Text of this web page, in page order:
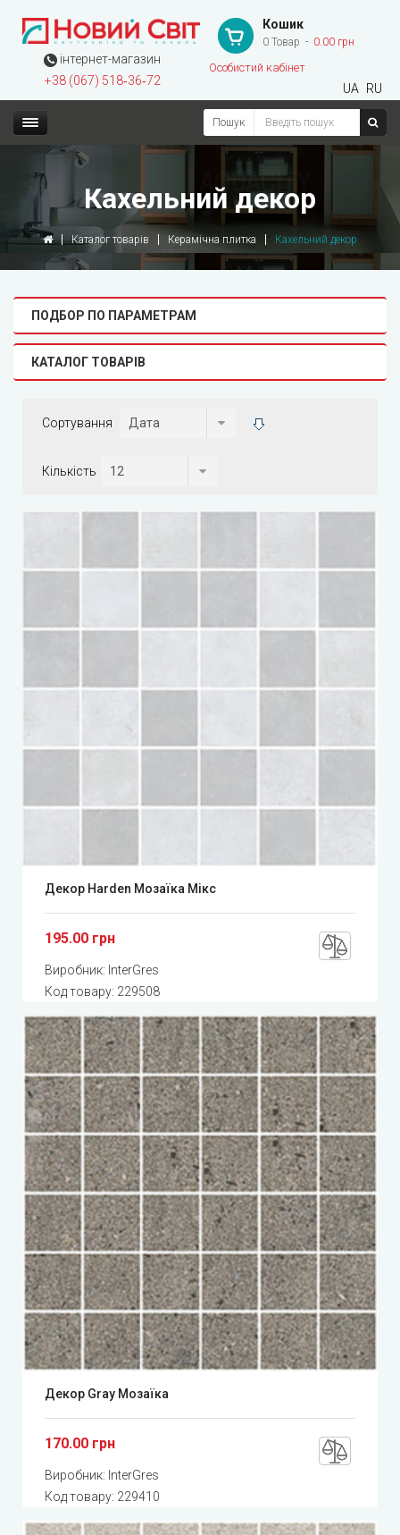
інтернет-магазин
+38 (067) 518‑36‑72
Кошик
0 Товар 0.00 грн
Особистий кабінет
UA RU
Пошук
Кахельний декор
Каталог товарів Керамічна плитка Кахельний декор
ПОДБОР ПО ПАРАМЕТРАМ
КАТАЛОГ ТОВАРІВ
Сортування
Кількість
Декор Harden Мозаїка Мікс
195.00 грн
Виробник: InterGres
Код товару: 229508
Декор Gray Мозаїка
170.00 грн
Виробник: InterGres
Код товару: 229410